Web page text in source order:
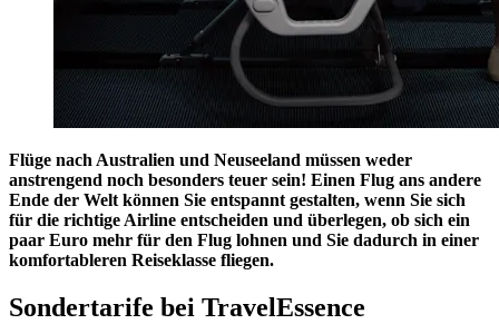
Flüge nach Australien und Neuseeland müssen weder
anstrengend noch besonders teuer sein! Einen Flug ans andere
Ende der Welt können Sie entspannt gestalten, wenn Sie sich
für die richtige Airline entscheiden und überlegen, ob sich ein
paar Euro mehr für den Flug lohnen und Sie dadurch in einer
komfortableren Reiseklasse fliegen.
Sondertarife bei TravelEssence